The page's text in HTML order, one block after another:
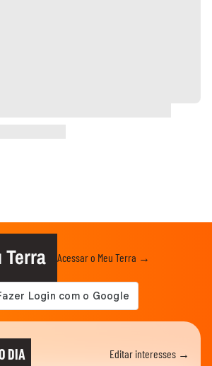
Terra Acessar o Meu Terra →
DIA Editar interesses →